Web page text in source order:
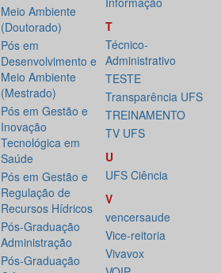
Meio Ambiente
(Doutorado)
Pós em
Desenvolvimento e
Meio Ambiente
(Mestrado)
Pós em Gestão e
Inovação
Tecnológica em
Saúde
Pós em Gestão e
Regulação de
Recursos Hídricos
Pós-Graduação
Administração
Pós-Graduação
T
Técnico-
Administrativo
TESTE
Transparência UFS
TREINAMENTO
TV UFS
U
UFS Ciência
V
vencersaude
Vice-reitoria
Vivavox